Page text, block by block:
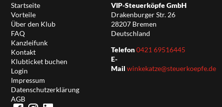
Startseite
Vorteile
Über den Klub
FAQ
Kanzleifunk
Kontakt
Klubticket buchen
Login
Impressum
Datenschutzerklärung
AGB
VIP-Steuerköpfe GmbH
Drakenburger Str. 26
28207 Bremen
Deutschland
Telefon0421 69516445
E-
Mail winkekatze@steuerkoepfe.de